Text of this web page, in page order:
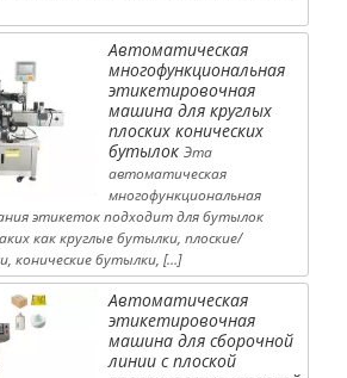
Автоматическая
многофункциональная
этикетировочная
машина для круглых
плоских конических
бутылок Эта
автоматическая
многофункциональная
этикеток подходит для бутылок
как круглые бутылки, плоские/
конические бутылки, […]
Автоматическая
этикетировочная
машина для сборочной
линии с плоской